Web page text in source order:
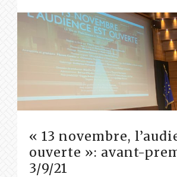
« 13 novembre,
ouverte »: avant-
3/9/21